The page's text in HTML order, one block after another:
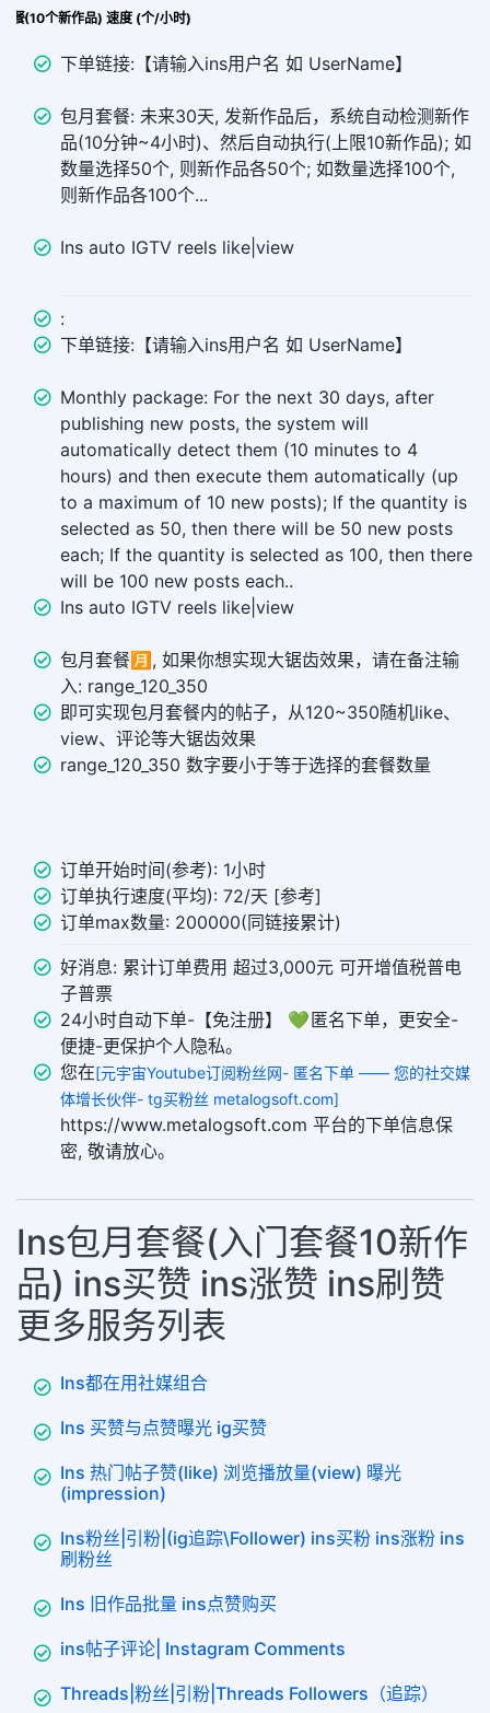
餐(10个新作品) 速度 (个/小时)
下单链接:【请输入ins用户名 如 UserName】
包月套餐: 未来30天, 发新作品后，系统自动检测新作
品(10分钟~4小时)、然后自动执行(上限10新作品); 如
数量选择50个, 则新作品各50个; 如数量选择100个,
则新作品各100个...
Ins auto IGTV reels like|view
:
下单链接:【请输入ins用户名 如 UserName】
Monthly package: For the next 30 days, after
publishing new posts, the system will
automatically detect them (10 minutes to 4
hours) and then execute them automatically (up
to a maximum of 10 new posts); If the quantity is
selected as 50, then there will be 50 new posts
each; If the quantity is selected as 100, then there
will be 100 new posts each..
Ins auto IGTV reels like|view
包月套餐🈷️, 如果你想实现大锯齿效果，请在备注输
入: range_120_350
即可实现包月套餐内的帖子，从120~350随机like、
view、评论等大锯齿效果
range_120_350 数字要小于等于选择的套餐数量
订单开始时间(参考): 1小时
订单执行速度(平均): 72/天 [参考]
订单max数量: 200000(同链接累计)
好消息: 累计订单费用 超过3,000元 可开增值税普电
子普票
24小时自动下单-【免注册】 💚 匿名下单，更安全-
便捷-更保护个人隐私。
您在[元宇宙Youtube订阅粉丝网- 匿名下单 —— 您的社交媒
体增长伙伴- tg买粉丝 metalogsoft.com]
https://www.metalogsoft.com 平台的下单信息保
密, 敬请放心。
Ins包月套餐(入门套餐10新作
品) ins买赞 ins涨赞 ins刷赞
更多服务列表
Ins都在用社媒组合
Ins 买赞与点赞曝光 ig买赞
Ins 热门帖子赞(like) 浏览播放量(view) 曝光
(impression)
Ins粉丝|引粉|(ig追踪\Follower) ins买粉 ins涨粉 ins
刷粉丝
Ins 旧作品批量 ins点赞购买
ins帖子评论| Instagram Comments
Threads|粉丝|引粉|Threads Followers（追踪）